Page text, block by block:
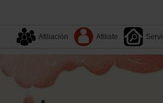
Afiliación Afiliate